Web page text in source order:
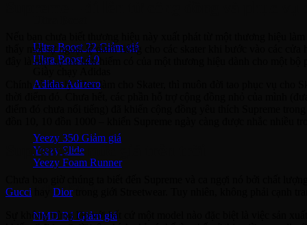
Ultra Boost 22
Ultra Boost 4.0
Adidas Adizero
Yeezy 350
Yeezy Slide
Yeezy Foam Runner
Adidas NMD
NMD R1
thấy một sự ngoại lệ dành riêng cho các skater khi bước vào các
đây là một sự ưu tiên hiếm có của một thương hiệu dành cho một bộ
Chính vì tâm lý “Tao làm cho Skater, thì muôn đời tao phục vụ cho
Supreme – mức giá trên trời
Gucci
Diortrong giới Streetwear. Tuy nhiên, không phải cạnh
Sự không trùng lặp với bất cứ một model nào đặc biệt là việc sản